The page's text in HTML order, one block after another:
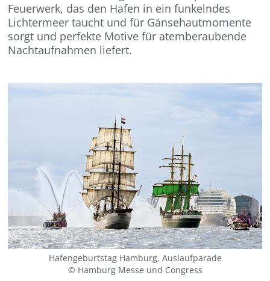
Feuerwerk, das den Hafen in ein funkelndes
Lichtermeer taucht und für Gänsehautmomente
sorgt und perfekte Motive für atemberaubende
Nachtaufnahmen liefert. ​
Hafengeburtstag Hamburg, Auslaufparade
© Hamburg Messe und Congress